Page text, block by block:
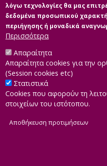
Developed byINTEROPTICS
λόγω τεχνολογίες θα μας
δεδομένα προσωπικού
περιήγησης ή μοναδικά
Περισσότερα
Απαραίτητα
Απαραίτητα cookies για την
(Session cookies etc)
Στατιστικά
Cookies που αφορούν τη
στοιχείων του ιστότοπου.
Αποθήκευση προτιμήσεων